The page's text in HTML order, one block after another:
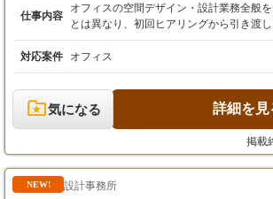
別途全額支給します。
※経験・能力・前職給与
します。
仕事内容
オフィスの空間デザイン・設計業務全般
とは異なり、初回ヒアリングから引き渡
きるため、自分のデザインが実際にカタ
持って見届けることができます。 【具体的な業務フロー】 ▼ヒ
アリング・現地調査： PMと共に（あるいは主体となって）、ク
ライアント（多くは経営者）へヒアリン
営課題を引き出します。必ず現地へ足を運
方、天井高などを自身の目で確認します。 ▼コンセプト立案・プ
作成。 社内チームや代表とブレストしな
ザイン性」を両立させたプランを練ります。 ▼プレゼンテー
ン： お客様へ直接プレゼンを行います。スケッチやパース、素材
対応案件 オフィス
気になる 詳細を見
掲載
NEW! 設計事務所